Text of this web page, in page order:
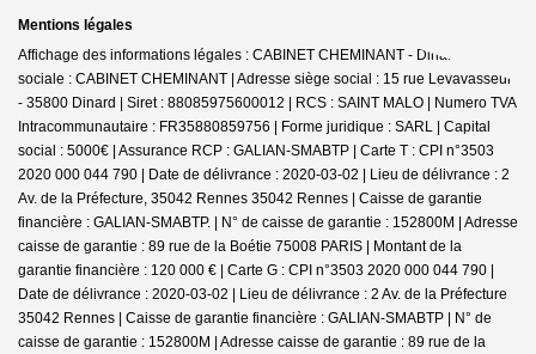
Mentions légales
Affichage des informations légales : CABINET CHEMINANT - Dinard | Raison
sociale : CABINET CHEMINANT | Adresse siège social : 15 rue Levavasseur
- 35800 Dinard | Siret : 88085975600012 | RCS : SAINT MALO | Numero TVA
Intracommunautaire : FR35880859756 | Forme juridique : SARL | Capital
social : 5000€ | Assurance RCP : GALIAN-SMABTP | Carte T : CPI n°3503
2020 000 044 790 | Date de délivrance : 2020-03-02 | Lieu de délivrance : 2
Av. de la Préfecture, 35042 Rennes 35042 Rennes | Caisse de garantie
financière : GALIAN-SMABTP. | N° de caisse de garantie : 152800M | Adresse
caisse de garantie : 89 rue de la Boétie 75008 PARIS | Montant de la
garantie financière : 120 000 € | Carte G : CPI n°3503 2020 000 044 790 |
Date de délivrance : 2020-03-02 | Lieu de délivrance : 2 Av. de la Préfecture
35042 Rennes | Caisse de garantie financière : GALIAN-SMABTP | N° de
caisse de garantie : 152800M | Adresse caisse de garantie : 89 rue de la